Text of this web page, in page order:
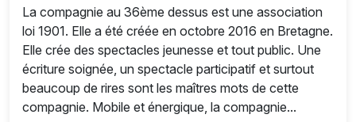
La compagnie au 36ème dessus est une association
loi 1901. Elle a été créée en octobre 2016 en Bretagne.
Elle crée des spectacles jeunesse et tout public. Une
écriture soignée, un spectacle participatif et surtout
beaucoup de rires sont les maîtres mots de cette
compagnie. Mobile et énergique, la compagnie...